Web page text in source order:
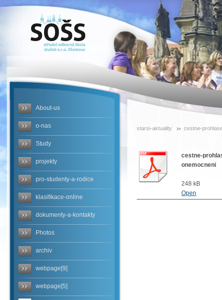
SOŠS -
cestne-
o-
neexistenci-
priznaku-
viroveho-
infekcniho-
onemocneni
About-us
o-nas
Study
projekty
pro-studenty-a-rodice
klasifikace-online
dokumenty-a-kontakty
Photos
archiv
webpage[9]
webpage[5]
starsi-aktuality cestne-
cestne-
onemocneni
248 kB
Open